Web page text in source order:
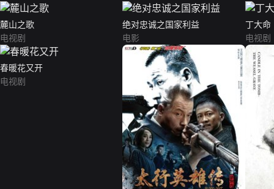
麓山之歌
电视剧
绝对忠诚之国家利益
电影
丁大命
电视剧
春暖花又开
电视剧